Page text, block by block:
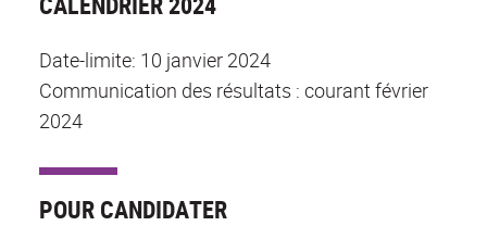
Date-limite: 10 janvier 2024
Communication des résultats : courant février
2024
POUR CANDIDATER